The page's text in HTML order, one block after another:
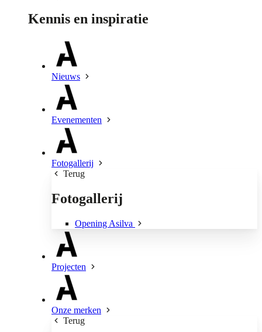
Kennis en inspiratie
Nieuws
Evenementen
Fotogallerij
Terug
Fotogallerij
Opening Asilva
Projecten
Onze merken
Terug